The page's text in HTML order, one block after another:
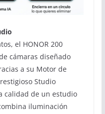
el HONOR 200
cámaras diseñado
a su Motor de
Studio
calidad de un estudio
iluminación